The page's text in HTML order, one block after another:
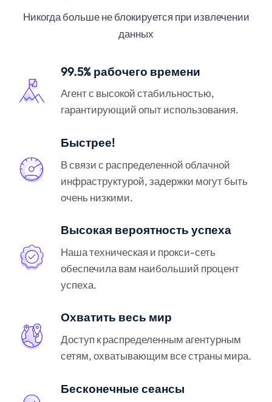
Никогда больше не блокируется при извлечении
данных
99.5% рабочего времени
Агент с высокой стабильностью,
гарантирующий опыт использования.
Быстрее!
В связи с распределенной облачной
инфраструктурой, задержки могут быть
очень низкими.
Высокая вероятность успеха
Наша техническая и прокси-сеть
обеспечила вам наибольший процент
успеха.
Охватить весь мир
Доступ к распределенным агентурным
сетям, охватывающим все страны мира.
Бесконечные сеансы